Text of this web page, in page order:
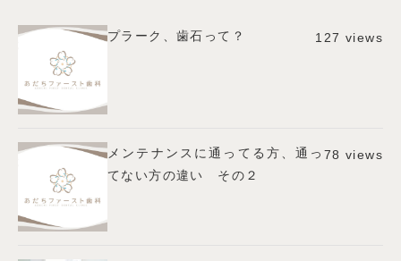
プラーク、歯石って？ 127 views
メンテナンスに通ってる方、通っ
てない方の違い その２
78 views